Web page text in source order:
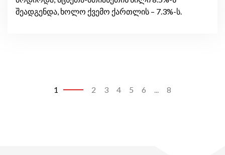
შეადგენდა, ხოლო ქვემო ქართლის – 7.3%-ს.
1 2 3 4 5 6 ... 8